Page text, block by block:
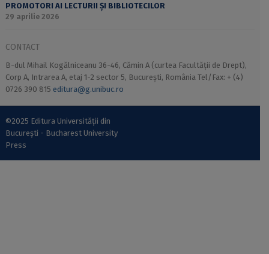
PROMOTORI AI LECTURII ȘI BIBLIOTECILOR
29 aprilie 2026
CONTACT
B-dul Mihail Kogălniceanu 36-46, Cămin A (curtea Facultății de Drept),
Corp A, Intrarea A, etaj 1-2 sector 5, București, România Tel/Fax: + (4)
0726 390 815 editura@g.unibuc.ro
©2025 Editura Universității din
București - Bucharest University
Press